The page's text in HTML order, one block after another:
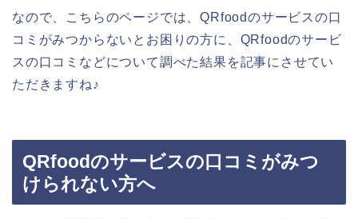
なので、こちらのページでは、QRfoodのサービスの口
コミがみつからないとお困りの方に、QRfoodのサービ
スの口コミなどについて調べた結果を記事にさせてい
ただきますね♪
QRfoodのサービスの口コミがみつ
けられない方へ